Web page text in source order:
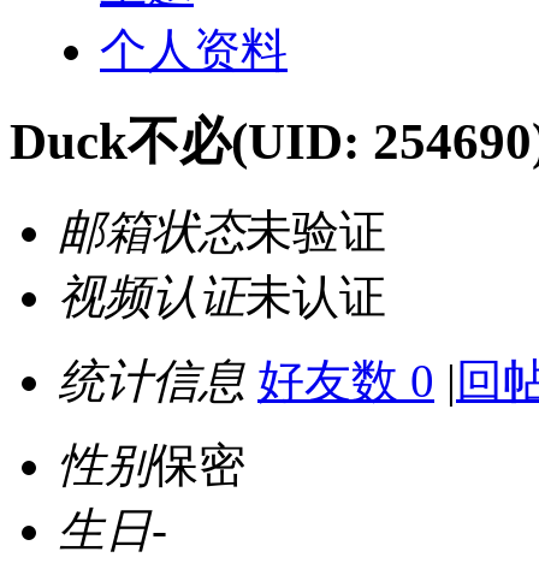
个人资料
Duck不必(UID:
邮箱状态未验证
视频认证未认证
统计信息 好友数 0 | 回
性别保密
生日-